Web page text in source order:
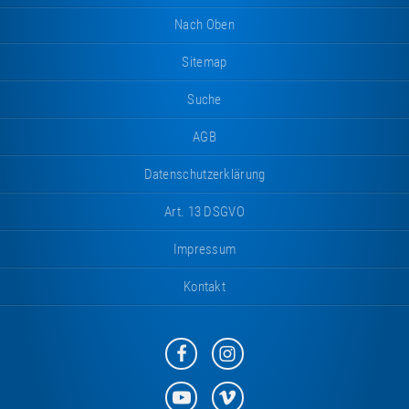
Nach Oben
Sitemap
Suche
AGB
Datenschutzerklärung
Art. 13 DSGVO
Impressum
Kontakt
Eurotramp
auf
Facebook
Eurotramp
auf
Instagram
EurotrampEurotramp